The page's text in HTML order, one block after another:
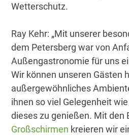
Wetterschutz.
Ray Kehr: „Mit unserer
dem Petersberg war von
Außengastronomie für uns
Wir können unseren Gästen
außergewöhnliches
ihnen so viel Gelegenheit
dieses zu genießen. Mit den
Großschirmen kreieren wir